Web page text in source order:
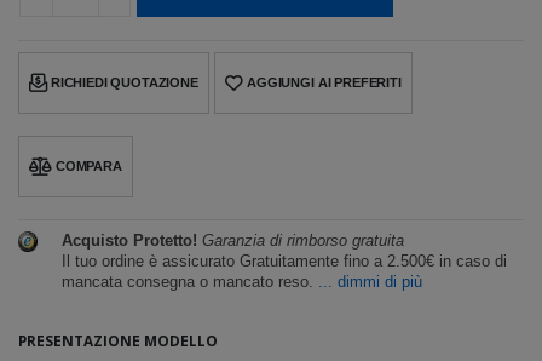
RICHIEDI QUOTAZIONE AGGIUNGI AI PREFERITI
COMPARA
Acquisto Protetto! Garanzia di rimborso gratuita
Il tuo ordine è assicurato Gratuitamente fino a 2.500€ in caso di
mancata consegna o mancato reso. ... dimmi di più
PRESENTAZIONE MODELLO